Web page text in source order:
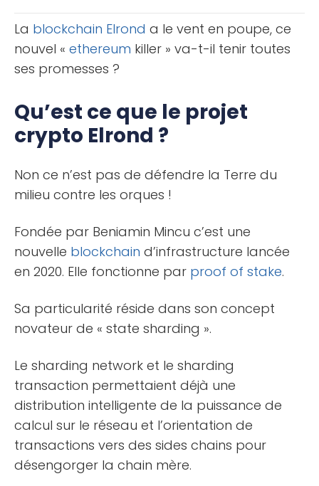
La blockchain Elrond a le vent en poupe, ce
nouvel « ethereum killer » va-t-il tenir toutes
ses promesses ?
Qu’est ce que le projet
crypto Elrond ?
Non ce n’est pas de défendre la Terre du
milieu contre les orques !
Fondée par Beniamin Mincu c’est une
nouvelle blockchain d’infrastructure lancée
en 2020. Elle fonctionne par proof of stake.
Sa particularité réside dans son concept
novateur de « state sharding ».
Le sharding network et le sharding
transaction permettaient déjà une
distribution intelligente de la puissance de
calcul sur le réseau et l’orientation de
transactions vers des sides chains pour
désengorger la chain mère.